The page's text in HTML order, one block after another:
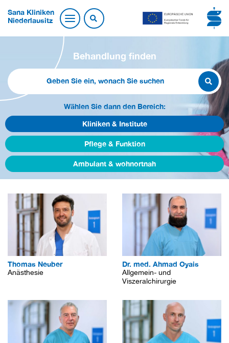
Sana Kliniken
Niederlausitz
Behandlung finden
Wählen Sie dann den Bereich:
Kliniken & Institute
Pflege & Funktion
Ambulant & wohnortnah
Thomas Neuber
Anästhesie
Dr. med. Ahmad Oyais
Allgemein- und
Viszeralchirurgie